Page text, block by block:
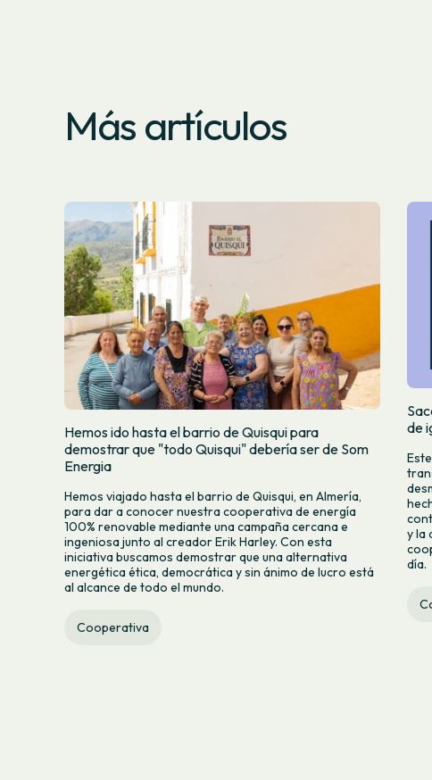
Más artículos
Hemos ido hasta el barrio de Quisqui para
demostrar que "todo Quisqui" debería ser de Som
Energia
Hemos viajado hasta el barrio de Quisqui, en Almería,
para dar a conocer nuestra cooperativa de energía
100% renovable mediante una campaña cercana e
ingeniosa junto al creador Erik Harley. Con esta
iniciativa buscamos demostrar que una alternativa
energética ética, democrática y sin ánimo de lucro está
al alcance de todo el mundo.
Cooperativa
de
y la
día.